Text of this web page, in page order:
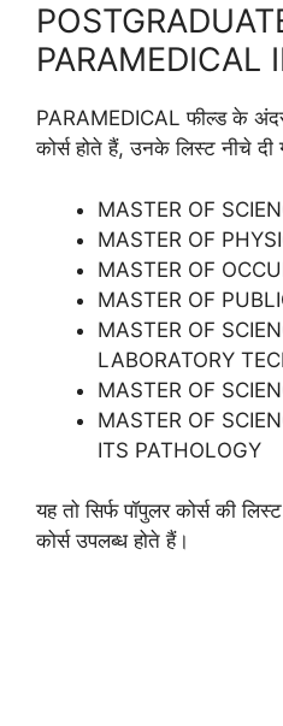
PARAMEDICAL
PARAMEDICAL फील्ड के
कोर्स होते हैं, उनके लिस्ट नीचे दी
MASTER OF
MASTER OF
MASTER OF
MASTER OF
MASTER OF
LABORATORY
MASTER OF
MASTER OF
ITS PATHOLOGY
यह तो सिर्फ पॉपुलर कोर्स की
कोर्स उपलब्ध होते हैं।